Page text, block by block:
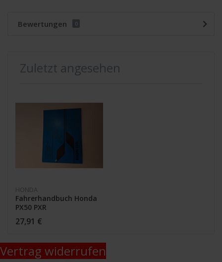
Bewertungen 0
Zuletzt angesehen
HONDA
Fahrerhandbuch Honda
PX50 PXR
27,91 €
Vertrag widerrufen